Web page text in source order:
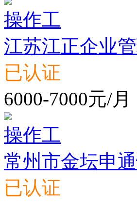
操作工
江苏江正企业
已认证
6000-7000元/月
操作工
常州市金坛申
已认证